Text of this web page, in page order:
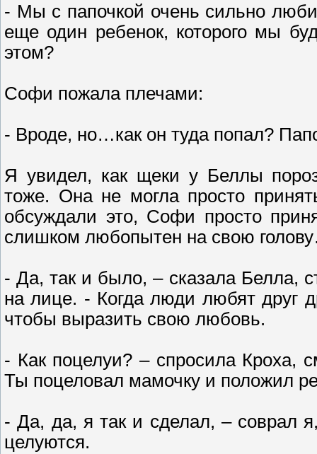
- Мы с папочкой очень сильно
еще один ребенок, которого мы
этом?
Софи пожала плечами:
- Вроде, но…как он туда попал?
Я увидел, как щеки у Беллы
тоже. Она не могла просто
обсуждали это, Софи просто
слишком любопытен на свою
- Да, так и было, – сказала Белла,
на лице. - Когда люди любят друг
чтобы выразить свою любовь.
- Как поцелуи? – спросила Кроха,
Ты поцеловал мамочку и положил
- Да, да, я так и сделал, – соврал
целуются.